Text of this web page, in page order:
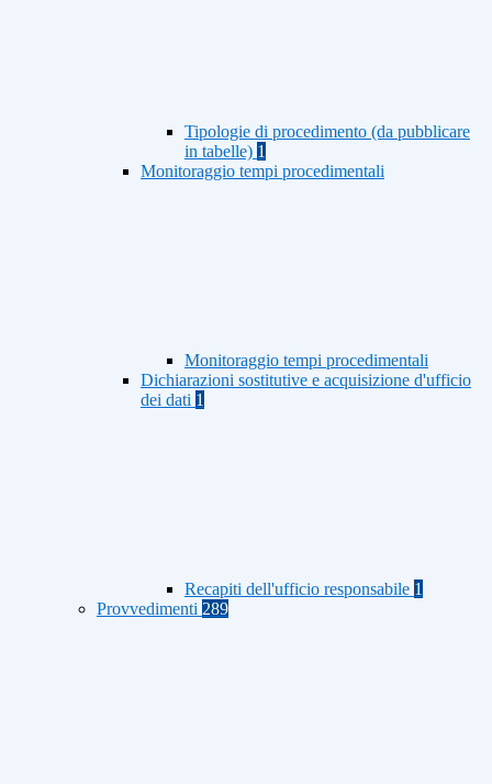
Tipologie di procedimento (da pubblicare
in tabelle) 1
Monitoraggio tempi procedimentali
Monitoraggio tempi procedimentali
Dichiarazioni sostitutive e acquisizione d'ufficio
dei dati 1
Recapiti dell'ufficio responsabile 1
Provvedimenti 289